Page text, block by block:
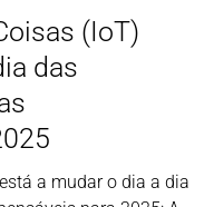
(IoT)
das
a mudar o dia a dia